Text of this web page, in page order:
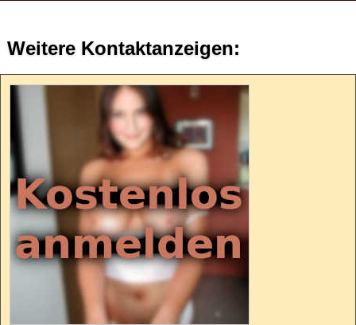
Weitere Kontaktanzeigen: